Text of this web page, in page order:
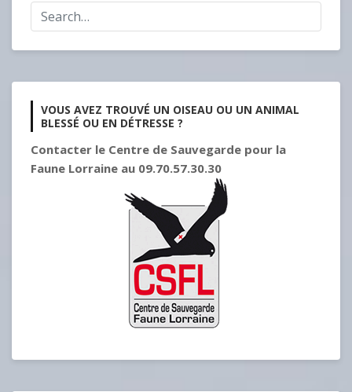
VOUS AVEZ TROUVÉ UN OISEAU OU UN ANIMAL
BLESSÉ OU EN DÉTRESSE ?
Contacter le Centre de Sauvegarde pour la
Faune Lorraine au 09.70.57.30.30